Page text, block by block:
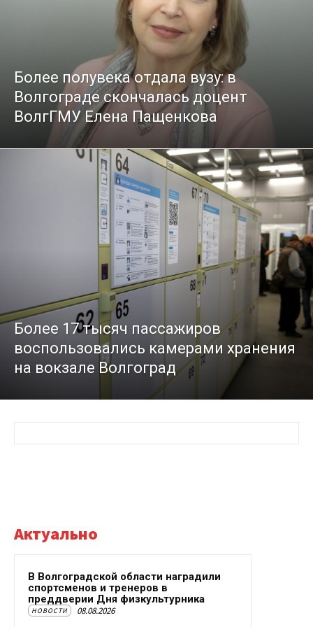
Более полувека отдала вузу: в
Волгограде скончалась доцент
ВолгГМУ Елена Пащенкова
Более 17 тысяч пассажиров
воспользовались камерами хранения
на вокзале Волгоград
Актуально
В Волгоградской области наградили
спортсменов и тренеров в
преддверии Дня физкультурника
НОВОСТИ 08.08.2026